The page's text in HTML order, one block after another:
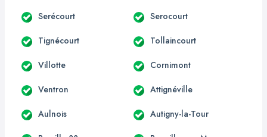
Serécourt Serocourt
Tignécourt Tollaincourt
Villotte Cornimont
Ventron Attignéville
Aulnois Autigny-la-Tour